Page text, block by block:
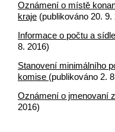
Oznámení o místě
kraje (publikováno 20. 9.
Informace o počtu a
8. 2016)
Stanovení minimálního
komise (publikováno 2.
Oznámení o jmenovaní
2016)